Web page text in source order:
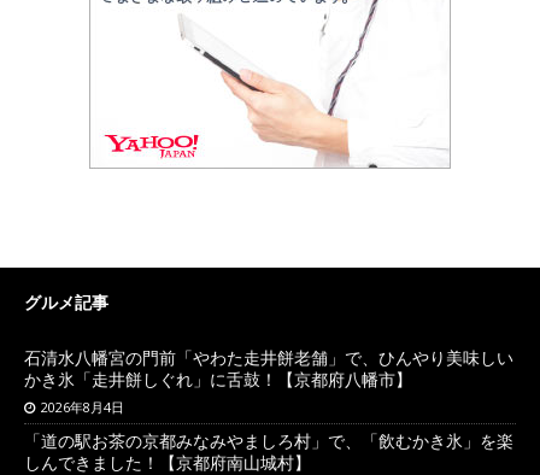
グルメ記事
石清水八幡宮の門前「やわた走井餅老舗」で、ひんやり美味しい
かき氷「走井餅しぐれ」に舌鼓！【京都府八幡市】
2026年8月4日
「道の駅お茶の京都みなみやましろ村」で、「飲むかき氷」を楽
しんできました！【京都府南山城村】